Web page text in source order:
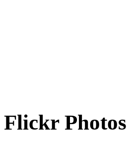
Flickr Photos